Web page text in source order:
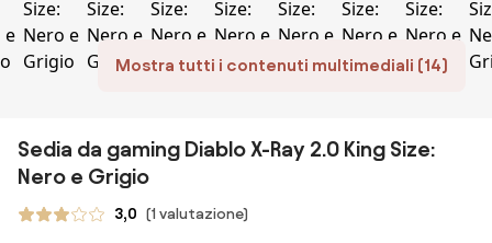
Mostra tutti i contenuti multimediali (14)
Sedia da gaming Diablo X-Ray 2.0 King Size:
Nero e Grigio
3,0 (1 valutazione)